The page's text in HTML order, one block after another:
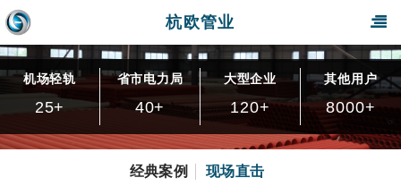
杭欧管业
机场轻轨
25+
省市电力局
40+
大型企业
120+
其他用户
8000+
经典案例 现场直击